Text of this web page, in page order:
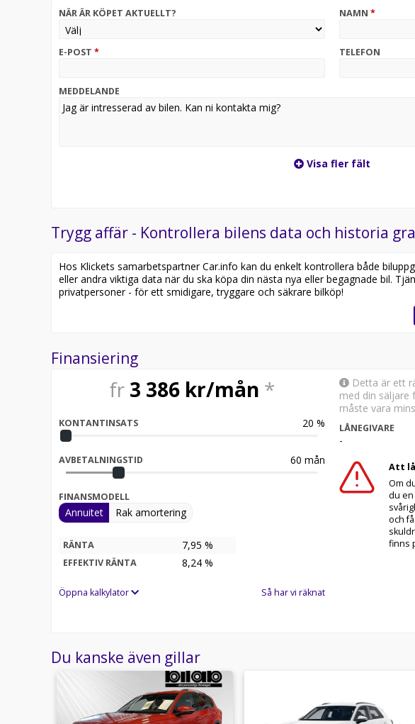
NÄR ÄR KÖPET AKTUELLT? NAMN *
E-POST * TELEFON
MEDDELANDE
Visa fler fält
Trygg affär - Kontrollera bilens data och historia
Hos Klickets samarbetspartner Car.info kan du enkelt kontrollera både
eller andra viktiga data när du ska köpa din nästa nya eller begagnade bil.
privatpersoner - för ett smidigare, tryggare och säkrare bilköp!
Finansiering
fr 3 386kr/mån *
KONTANTINSATS 20 %
AVBETALNINGSTID 60 mån
FINANSMODELL
Annuitet Rak amortering
RÄNTA 7,95 %
EFFEKTIV RÄNTA 8,24 %
Öppna kalkylator Så har vi räknat
Detta är ett
med din säljare
måste vara
LÅNEGIVARE
-
Att
Om
du en
och
finns
Du kanske även gillar